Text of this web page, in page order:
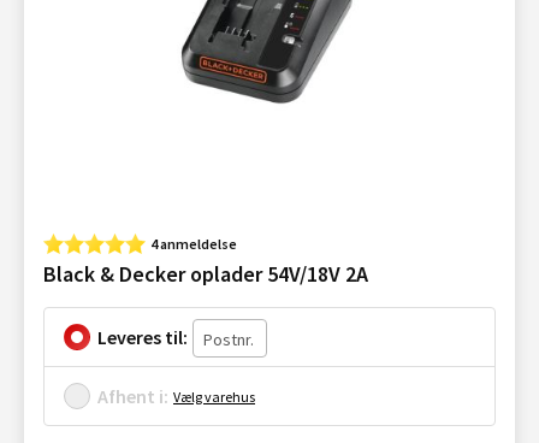
4 anmeldelse
Black & Decker oplader 54V/18V 2A
Leveres til:
Afhent i: Vælg varehus